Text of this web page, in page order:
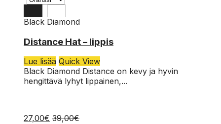
OS
Black Diamond
Distance Hat – lippis
Lue lisää Quick View
Black Diamond Distance on kevy ja hyvin
hengittävä lyhyt lippainen,...
27,00€ 39,00€